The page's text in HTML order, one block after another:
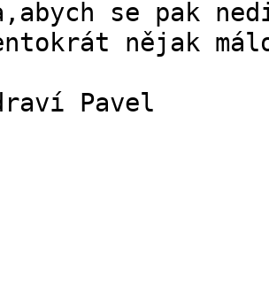
se pak
nějak
Pavel